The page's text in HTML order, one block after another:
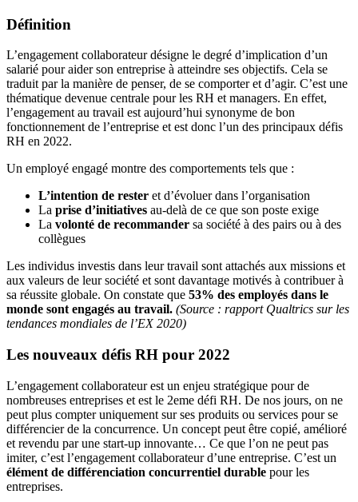
Définition
L’engagement collaborateur désigne le degré d’implication d’un
salarié pour aider son entreprise à atteindre ses objectifs. Cela se
traduit par la manière de penser, de se comporter et d’agir. C’est une
thématique devenue centrale pour les RH et managers. En effet,
l’engagement au travail est aujourd’hui synonyme de bon
fonctionnement de l’entreprise et est donc l’un des principaux défis
RH en 2022.
Un employé engagé montre des comportements tels que :
L’intention de rester et d’évoluer dans l’organisation
La prise d’initiatives au-delà de ce que son poste exige
La volonté de recommander sa société à des pairs ou à des
collègues
Les individus investis dans leur travail sont attachés aux missions et
aux valeurs de leur société et sont davantage motivés à contribuer à
sa réussite globale. On constate que 53% des employés dans le
monde sont engagés au travail. (Source : rapport Qualtrics sur les
tendances mondiales de l’EX 2020)
Les nouveaux défis RH pour 2022
L’engagement collaborateur est un enjeu stratégique pour de
nombreuses entreprises et est le 2eme défi RH. De nos jours, on ne
peut plus compter uniquement sur ses produits ou services pour se
différencier de la concurrence. Un concept peut être copié, amélioré
et revendu par une start-up innovante… Ce que l’on ne peut pas
imiter, c’est l’engagement collaborateur d’une entreprise. C’est un
élément de différenciation concurrentiel durable pour les
entreprises.